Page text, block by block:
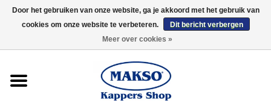
0 Artikelen - €0,00
Door het gebruiken van onze website, ga je akkoord met het gebruik van
cookies om onze website te verbeteren.
Dit bericht verbergen
Meer over cookies »